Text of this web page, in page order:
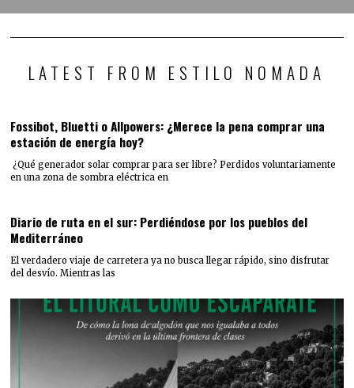
LATEST FROM ESTILO NOMADA
Fossibot, Bluetti o Allpowers: ¿Merece la pena comprar una
estación de energía hoy?
¿Qué generador solar comprar para ser libre? Perdidos voluntariamente
en una zona de sombra eléctrica en
Diario de ruta en el sur: Perdiéndose por los pueblos del
Mediterráneo
El verdadero viaje de carretera ya no busca llegar rápido, sino disfrutar
del desvío. Mientras las